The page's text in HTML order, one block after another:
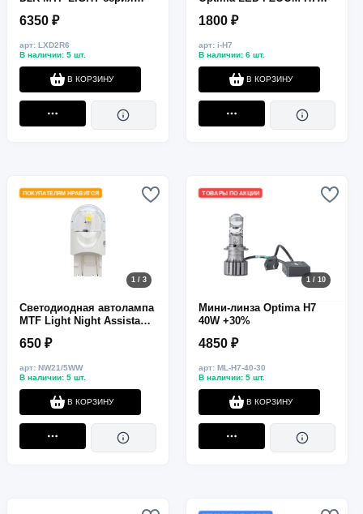
4500LM, 6000K
6350 ₽
арт: LXD2R6
В наличии: 5 шт.
В КОРЗИНУ
1800 ₽
арт: i-H7
В наличии: 6 шт.
В КОРЗИНУ
ПОКУПАТЕЛЯМ НРАВИТСЯ
1 / 3
Светодиодная автолампа
MTF Light Night Assistant,
650 ₽
арт: NW21/5WW
В наличии: 5 шт.
В КОРЗИНУ
ТОВАРЫ ПО АКЦИИ
1 / 10
Мини-линза Optima H7
40W +30%
4850 ₽
арт: ML-H7-40-30
В наличии: 5 шт.
В КОРЗИНУ